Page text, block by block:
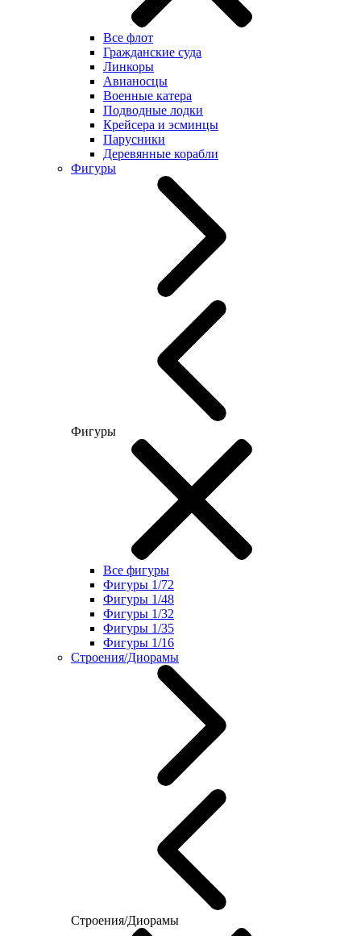
Все флот
Гражданские суда
Линкоры
Авианосцы
Военные катера
Подводные лодки
Крейсера и эсминцы
Парусники
Деревянные корабли
Фигуры
Фигуры
Все фигуры
Фигуры 1/72
Фигуры 1/48
Фигуры 1/32
Фигуры 1/35
Фигуры 1/16
Строения/Диорамы
Строения/Диорамы